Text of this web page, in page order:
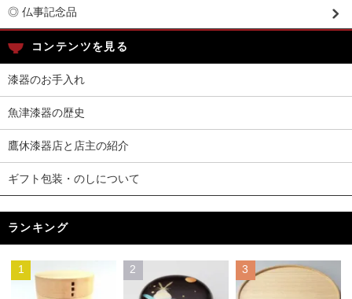
◎ 仏事記念品
コンテンツを見る
漆器のお手入れ
魚津漆器の歴史
鷹休漆器店と店主の紹介
ギフト包装・のしについて
ランキング
1 2 3